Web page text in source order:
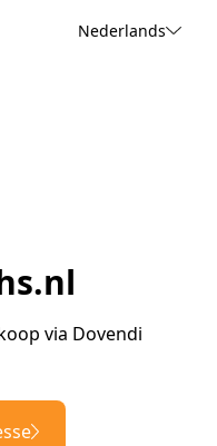
Nederlands
via Dovendi